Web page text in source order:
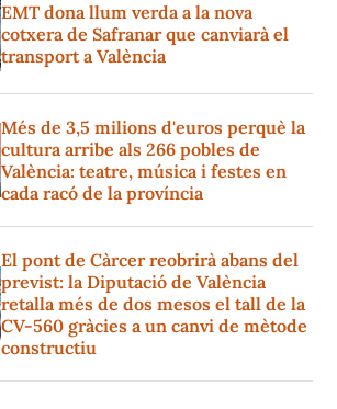
EMT dona llum verda a la nova
cotxera de Safranar que canviarà el
transport a València
Més de 3,5 milions d'euros perquè la
cultura arribe als 266 pobles de
València: teatre, música i festes en
cada racó de la província
El pont de Càrcer reobrirà abans del
previst: la Diputació de València
retalla més de dos mesos el tall de la
CV-560 gràcies a un canvi de mètode
constructiu